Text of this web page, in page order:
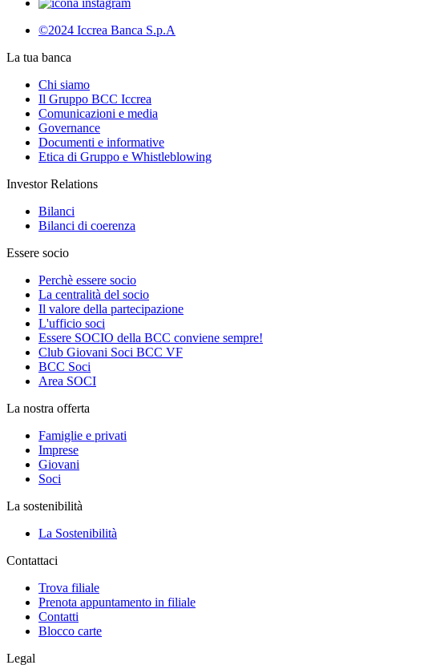
©2024 Iccrea Banca S.p.A
La tua banca
Chi siamo
Il Gruppo BCC Iccrea
Comunicazioni e media
Governance
Documenti e informative
Etica di Gruppo e Whistleblowing
Investor Relations
Bilanci
Bilanci di coerenza
Essere socio
Perchè essere socio
La centralità del socio
Il valore della partecipazione
L'ufficio soci
Essere SOCIO della BCC conviene sempre!
Club Giovani Soci BCC VF
BCC Soci
Area SOCI
La nostra offerta
Famiglie e privati
Imprese
Giovani
Soci
La sostenibilità
La Sostenibilità
Contattaci
Trova filiale
Prenota appuntamento in filiale
Contatti
Blocco carte
Legal